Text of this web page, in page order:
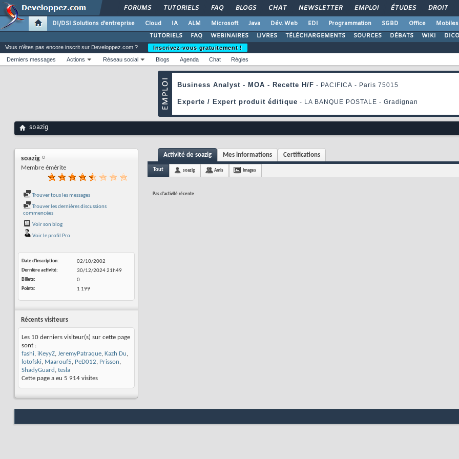
FORUMS TUTORIELS FAQ BLOGS CHAT NEWSLETTER EMPLOI ÉTUDES DROIT
DI/DSI Solutions d'entreprise Cloud IA ALM Microsoft Java Dév. Web EDI Programmation SGBD Office Mobiles
TUTORIELS
FAQ WEBINAIRES LIVRES TÉLÉCHARGEMENTS SOURCES DÉBATS WIKI DICO
Vous n'êtes pas encore inscrit sur Developpez.com ?
Inscrivez-vous gratuitement !
Derniers messages
Actions Réseau social Blogs Agenda Chat Règles
soazig
soazig
Membre émérite
Trouver tous les messages
Trouver les dernières discussions
commencées
Voir son blog
Voir le profil Pro
Date d'inscription
02/10/2002
Dernière activité
30/12/202421h49
Billets
0
Points
1 199
Récents visiteurs
Les 10 derniers visiteur(s) sur cette page
sont :
fashi, iKeyyZ, JeremyPatraque, Kazh Du,
lotofski, Maarouf5, PeD012, Prisson,
ShadyGuard , tesla
Cette page a eu 5 914 visites
Activité de soazig Mes informations Certifications
Tout soazig Amis Images
Pas d'activité récente